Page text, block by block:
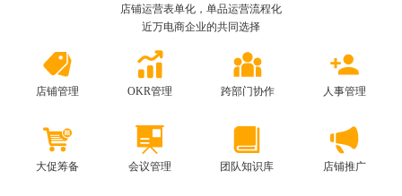
店铺运营表单化，单品运营流程化
近万电商企业的共同选择
店铺管理 OKR管理 跨部门协作 人事管理
大促筹备 会议管理 团队知识库 店铺推广